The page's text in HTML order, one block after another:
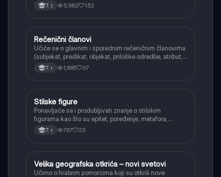
aorist, imperfekat, pluskvamperfekat, futur II, kao i
glagolski prilozi i pridevi.
7. r. 3,882 132
Srpski jezik
Rečenični članovi
Učiće se o glavnim i sporednim rečeničnim članovima
(subjekat, predikat, objekat, priloške odredbe, atribut,
apozicija) i njihovoj funkciji.
7. r. 1,885 67
Srpski jezik
Stilske figure
Ponavljaće se i produbljivati znanje o stilskim
figurama kao što su epitet, poređenje, metafora,
personifikacija, hiperbola, onomatopeja, aliteracija i
asonanca, razumevajući njihovu ulogu u tekstu.
7. r. 787 23
Istorija
Velika geografska otkrića – novi svetovi
Učimo o hrabrim pomorcima koji su otkrili nove